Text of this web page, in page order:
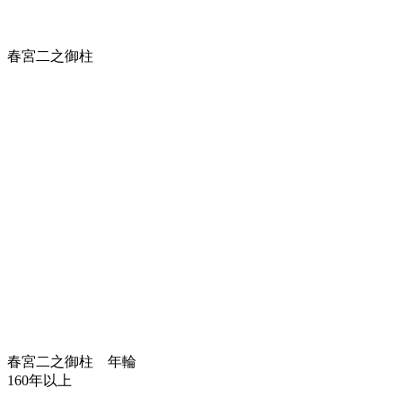
春宮二之御柱
春宮二之御柱 年輪
160年以上